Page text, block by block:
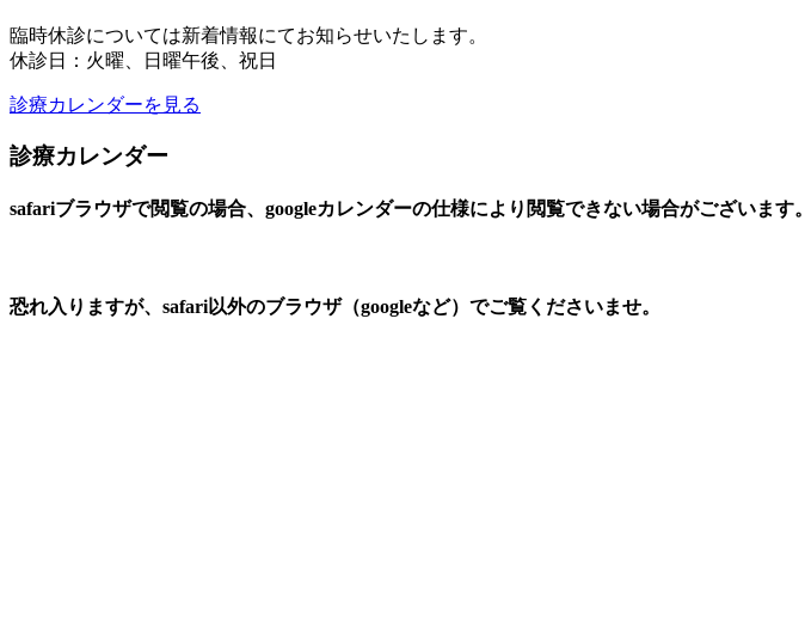
臨時休診については新着情報にてお知らせいたします。
休診日：火曜、日曜午後、祝日
診療カレンダーを見る
診療カレンダー
safariブラウザで閲覧の場合、googleカレンダーの仕様により閲覧できない場合がございます。
恐れ入りますが、safari以外のブラウザ（googleなど）でご覧くださいませ。